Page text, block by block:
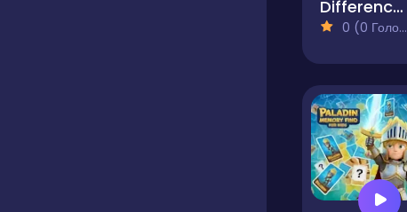
Difference Detective- Find them!
0 (0 Голосів)